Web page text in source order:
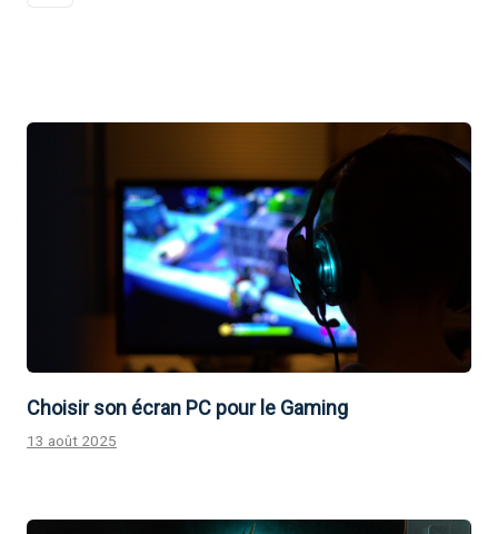
Choisir son écran PC pour le Gaming
13 août 2025